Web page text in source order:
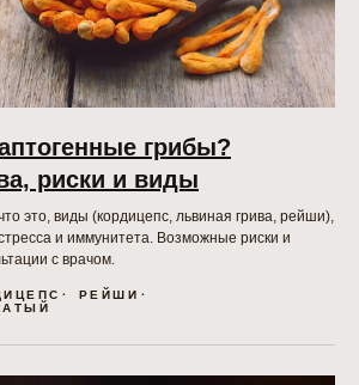
грибы?
риски и виды
это, виды (кордицепс, львиная грива, рейши),
и иммунитета. Возможные риски и
с врачом.
РЕЙШИ